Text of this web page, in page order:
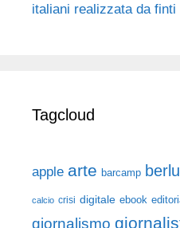
italiani realizzata da finti
Tagcloud
apple arte barcamp
calcio crisi digitale ebook
giornalismo